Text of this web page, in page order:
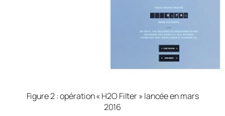
Figure 2 : opération « H2O Filter » lancée en mars
2016